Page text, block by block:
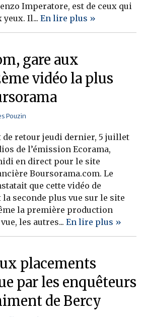
Imperatore, est de ceux qui
yeux. Il... En lire plus »
gare aux
vidéo la plus
Pouzin
de retour jeudi dernier, 5 juillet
de l’émission Ecorama,
en direct pour le site
Boursorama.com. Le
que cette vidéo de
seconde plus vue sur le site
la première production
les autres... En lire plus »
placements
par les enquêteurs
de Bercy